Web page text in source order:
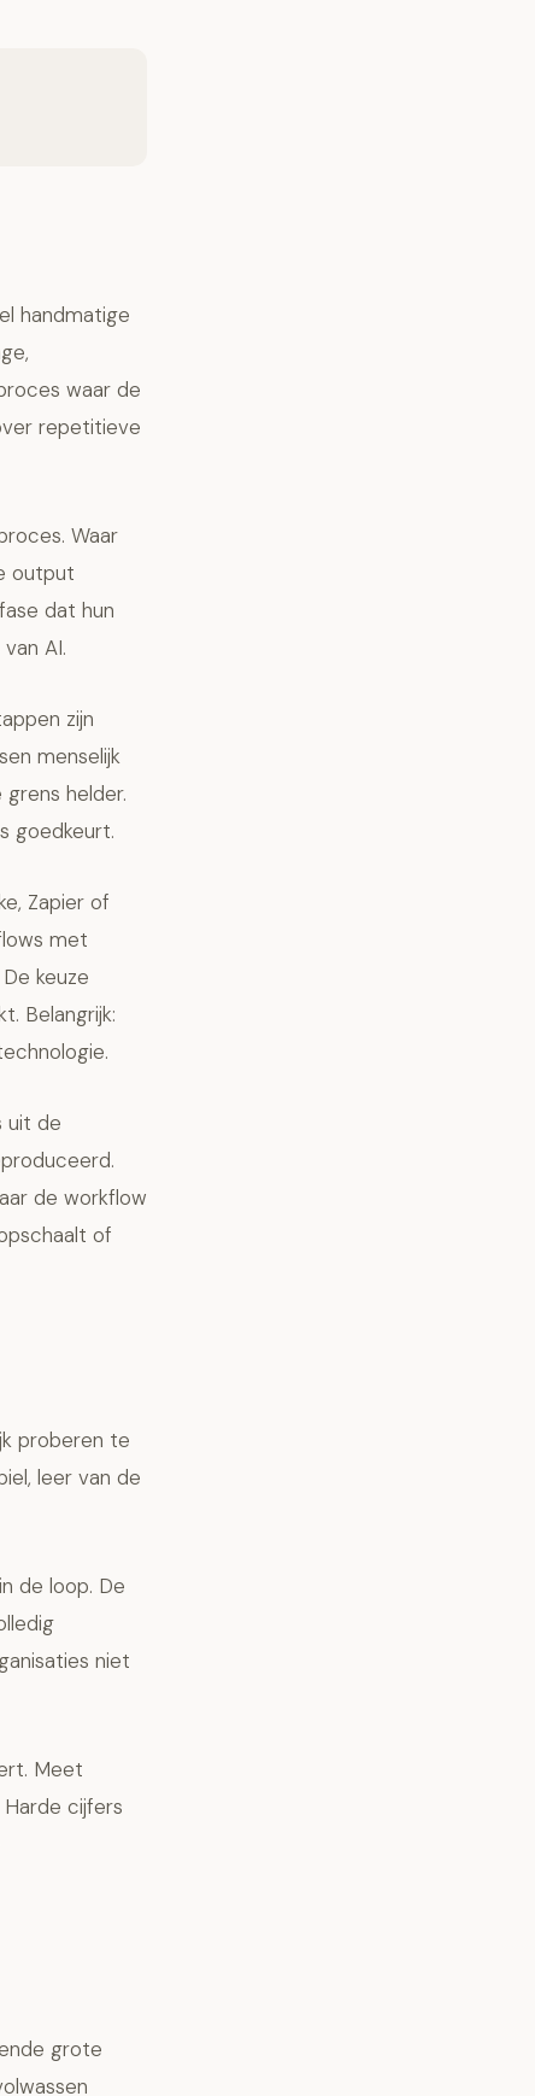
handmatige
waar de
repetitieve
Waar
output
dat hun
AI.
zijn
menselijk
helder.
goedkeurt.
Zapier of
met
keuze
Belangrijk:
uit de
de workflow
of
proberen te
leer van de
de loop. De
niet
Meet
cijfers
grote